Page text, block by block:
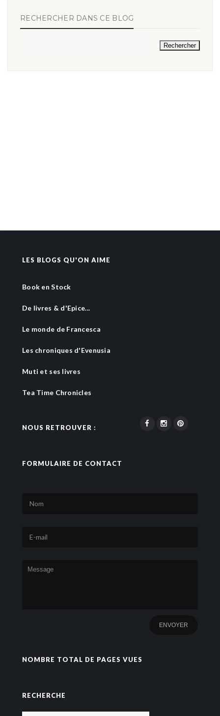
RECHERCHER DANS CE BLOG
LES BLOGS QU'ON AIME
Book en Stock
De livres & d'Epice...
Le monde de Francesca
Les chroniques d'Evenusia
Muti et ses livres
Tea Time Chronicles
NOUS RETROUVER :
FORMULAIRE DE CONTACT
NOMBRE TOTAL DE PAGES VUES
RECHERCHE